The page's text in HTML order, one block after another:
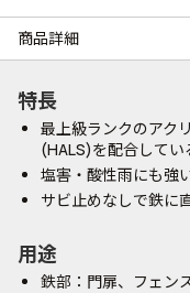
商品詳細
特長
最上級ランクのアク
(HALS)を配合してい
塩害・酸性雨にも強
サビ止めなしで鉄に
用途
鉄部：門扉、フェン